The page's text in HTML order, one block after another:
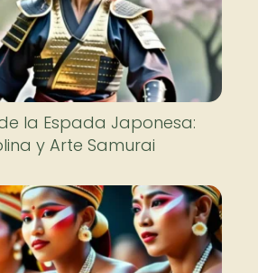
la Espada Japonesa:
y Arte Samurai